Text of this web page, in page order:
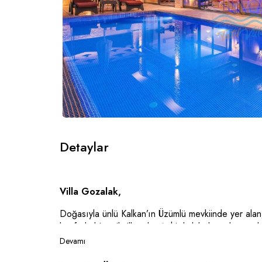
Detaylar
Villa Gozalak,
Doğasıyla ünlü Kalkan’ın Üzümlü mevkiinde yer
konforlu bir tatil villasıdır. Şehir kalabalığından
keyifli bir tatil imkanı sunar. Korunaklı yapısı
Devamı